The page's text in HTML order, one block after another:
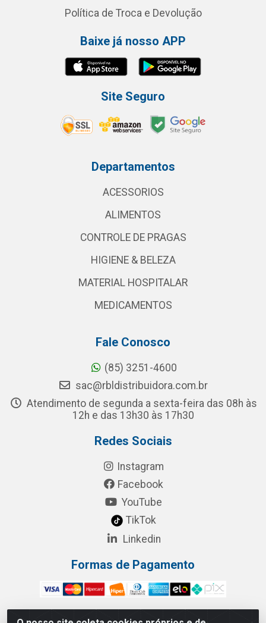
Política de Troca e Devolução
Baixe já nosso APP
Site Seguro
Departamentos
ACESSORIOS
ALIMENTOS
CONTROLE DE PRAGAS
HIGIENE & BELEZA
MATERIAL HOSPITALAR
MEDICAMENTOS
Fale Conosco
(85) 3251-4600
sac@rbldistribuidora.com.br
Atendimento de segunda a sexta-feira das 08h às
12h e das 13h30 às 17h30
Redes Sociais
Instagram
Facebook
YouTube
TikTok
Linkedin
Formas de Pagamento